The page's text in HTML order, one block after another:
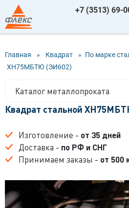
+7 (3513) 69-
Главная » Квадрат » По марке
ХН75МБТЮ (ЭИ602)
Каталог металлопроката
Квадрат стальной
Изготовление - от 35 дней
Доставка - по РФ и СНГ
Принимаем заказы - от 500